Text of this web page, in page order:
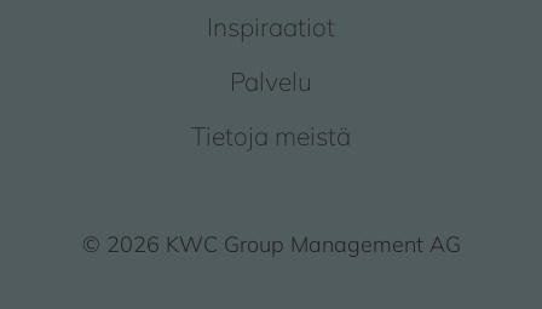
Inspiraatiot
Palvelu
Tietoja meistä
© 2026 KWC Group Management AG